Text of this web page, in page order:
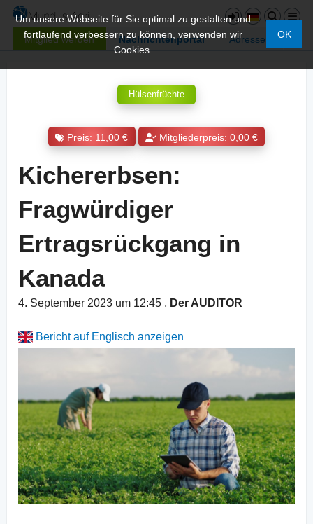
Mitglied werden Nachrichtenportal Adressen
Um unsere Webseite für Sie optimal zu gestalten und
fortlaufend verbessern zu können, verwenden wir
Cookies.
OK
Hülsenfrüchte
Preis: 11,00 € Mitgliederpreis: 0,00 €
Kichererbsen:
Fragwürdiger
Ertragsrückgang in
Kanada
4. September 2023 um 12:45 , Der AUDITOR
Bericht auf Englisch anzeigen